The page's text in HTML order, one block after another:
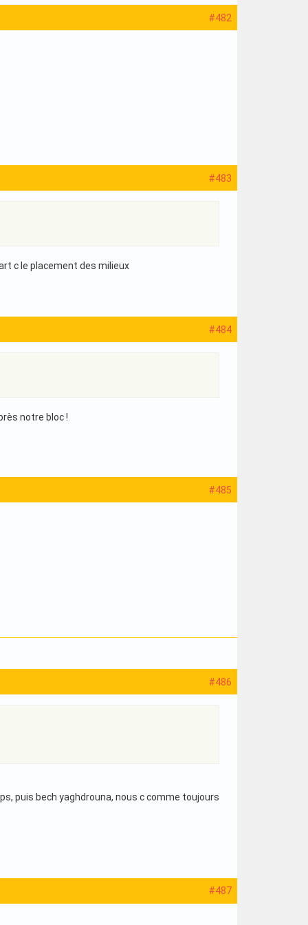
#482
#483
c le placement des milieux
#484
notre bloc !
#485
#486
puis bech yaghdrouna, nous c comme toujours
#487